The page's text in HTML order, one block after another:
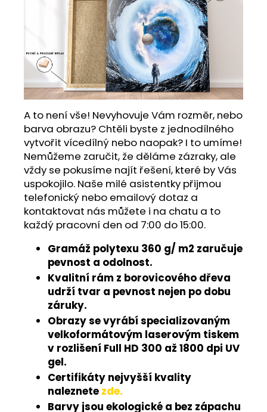
A to není vše! Nevyhovuje Vám rozměr, nebo
barva obrazu? Chtěli byste z jednodílného
vytvořit vícedílný nebo naopak? I to umíme!
Nemůžeme zaručit, že děláme zázraky, ale
vždy se pokusíme najít řešení, které by Vás
uspokojilo. Naše milé asistentky přijmou
telefonický nebo emailový dotaz a
kontaktovat nás můžete i na chatu a to
každý pracovní den od 7:00 do 15:00.
Gramáž polytexu 360 g/ m2 zaručuje
pevnost a odolnost.
Kvalitní rám z borovicového dřeva
udrží tvar a pevnost nejen po dobu
záruky.
Obrazy se vyrábí specializovaným
velkoformátovým laserovým tiskem
v rozlišení Full HD 300 až 1800 dpi UV
gel.
Certifikáty nejvyšší kvality
naleznete zde.
Barvy jsou ekologické a bez zápachu